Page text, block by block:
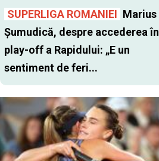
SUPERLIGA ROMANIEI Marius
Șumudică, despre accederea în
play-off a Rapidului: „E un
sentiment de feri...